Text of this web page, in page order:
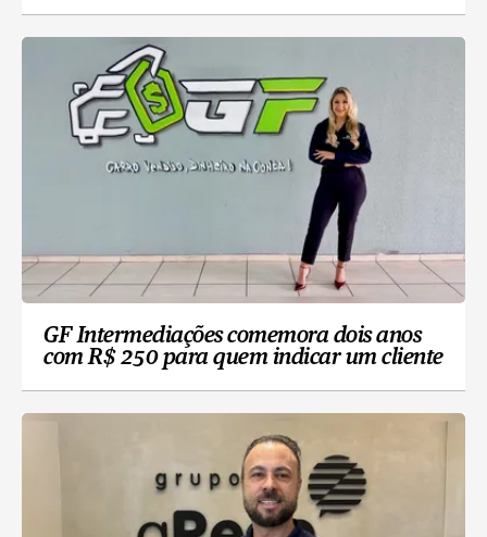
GF Intermediações comemora dois anos
com R$ 250 para quem indicar um cliente